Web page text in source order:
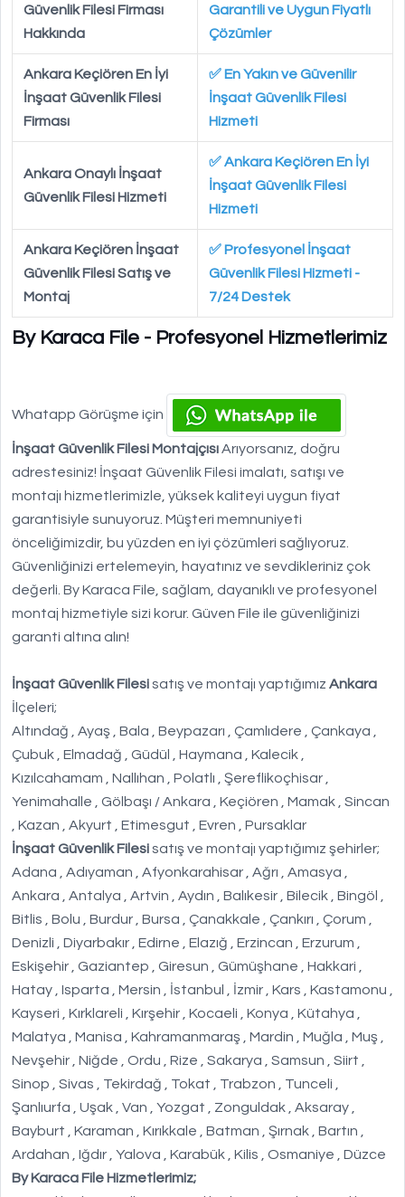
By Karaca File - Profesyonel Hizmetlerimiz
Güvenlik Filesi Firması
Hakkında
Garantili ve Uygun Fiyatlı
Çözümler
Ankara Keçiören En İyi
İnşaat Güvenlik Filesi
Firması
✅ En Yakın ve Güvenilir
İnşaat Güvenlik Filesi
Hizmeti
Ankara Onaylı İnşaat
Güvenlik Filesi Hizmeti
✅ Ankara Keçiören En İyi
İnşaat Güvenlik Filesi
Hizmeti
Ankara Keçiören İnşaat
Güvenlik Filesi Satış ve
Montaj
✅ Profesyonel İnşaat
Güvenlik Filesi Hizmeti -
7/24 Destek
Whatapp Görüşme için
İnşaat Güvenlik Filesi MontajçısıArıyorsanız, doğru
adrestesiniz! İnşaat Güvenlik Filesi imalatı, satışı ve
montajı hizmetlerimizle, yüksek kaliteyi uygun fiyat
garantisiyle sunuyoruz. Müşteri memnuniyeti
önceliğimizdir, bu yüzden en iyi çözümleri sağlıyoruz.
Güvenliğinizi ertelemeyin, hayatınız ve sevdikleriniz çok
değerli. By Karaca File, sağlam, dayanıklı ve profesyonel
montaj hizmetiyle sizi korur. Güven File ile güvenliğinizi
garanti altına alın!
İnşaat Güvenlik Filesisatış ve montajı yaptığımız Ankara
İlçeleri;
Altındağ , Ayaş , Bala , Beypazarı , Çamlıdere , Çankaya ,
Çubuk , Elmadağ , Güdül , Haymana , Kalecik ,
Kızılcahamam , Nallıhan , Polatlı , Şereflikoçhisar ,
Yenimahalle , Gölbaşı / Ankara , Keçiören , Mamak , Sincan
, Kazan , Akyurt , Etimesgut , Evren , Pursaklar
İnşaat Güvenlik Filesisatış ve montajı yaptığımız şehirler;
Adana , Adıyaman , Afyonkarahisar , Ağrı , Amasya ,
Ankara , Antalya , Artvin , Aydın , Balıkesir , Bilecik , Bingöl ,
Bitlis , Bolu , Burdur , Bursa , Çanakkale , Çankırı , Çorum ,
Denizli , Diyarbakır , Edirne , Elazığ , Erzincan , Erzurum ,
Eskişehir , Gaziantep , Giresun , Gümüşhane , Hakkari ,
Hatay , Isparta , Mersin , İstanbul , İzmir , Kars , Kastamonu ,
Kayseri , Kırklareli , Kırşehir , Kocaeli , Konya , Kütahya ,
Malatya , Manisa , Kahramanmaraş , Mardin , Muğla , Muş ,
Nevşehir , Niğde , Ordu , Rize , Sakarya , Samsun , Siirt ,
Sinop , Sivas , Tekirdağ , Tokat , Trabzon , Tunceli ,
Şanlıurfa , Uşak , Van , Yozgat , Zonguldak , Aksaray ,
Bayburt , Karaman , Kırıkkale , Batman , Şırnak , Bartın ,
Ardahan , Iğdır , Yalova , Karabük , Kilis , Osmaniye , Düzce
By Karaca File Hizmetlerimiz;